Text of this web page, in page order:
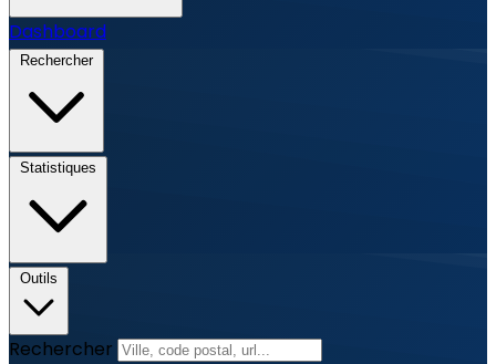
Dashboard
Rechercher
Statistiques
Outils
Rechercher